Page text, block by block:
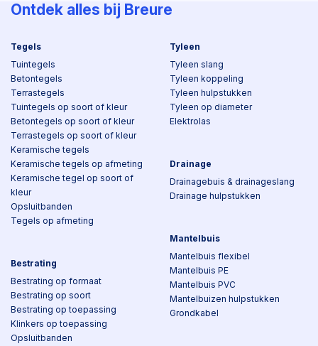
Ontdek alles bij Breure
Tegels
Tuintegels
Betontegels
Terrastegels
Tuintegels op soort of kleur
Betontegels op soort of kleur
Terrastegels op soort of kleur
Keramische tegels
Keramische tegels op afmeting
Keramische tegel op soort of
kleur
Opsluitbanden
Tegels op afmeting
Bestrating
Bestrating op formaat
Bestrating op soort
Bestrating op toepassing
Klinkers op toepassing
Opsluitbanden
Tyleen
Tyleen slang
Tyleen koppeling
Tyleen hulpstukken
Tyleen op diameter
Elektrolas
Drainage
Drainagebuis & drainageslang
Drainage hulpstukken
Mantelbuis
Mantelbuis flexibel
Mantelbuis PE
Mantelbuis PVC
Mantelbuizen hulpstukken
Grondkabel